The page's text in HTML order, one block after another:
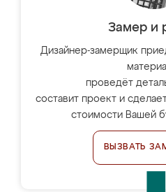
Замер и
Дизайнер-замерщик
проведёт
составит проект и
стоимости Вашей
ВЫЗВАТЬ